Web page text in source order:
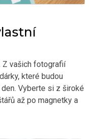
Z vašich fotografií
které budou
Vyberte si z široké
až po magnetky a